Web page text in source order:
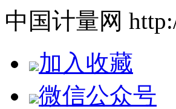
中国计量网
加入收藏
微信公众号